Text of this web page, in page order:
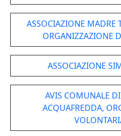
ASSOCIAZIONE MADRE
ORGANIZZAZIONE
ASSOCIAZIONE
AVIS COMUNALE
ACQUAFREDDA,